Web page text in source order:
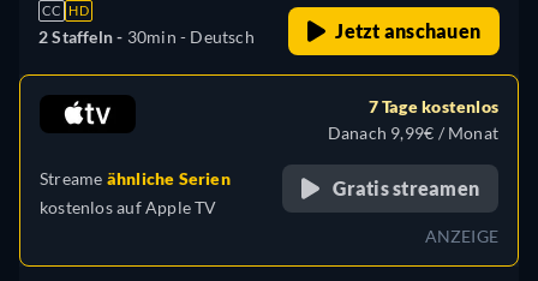
CC HD
2 Staffeln - 30min - Deutsch Jetzt anschauen
Streame ähnliche Serien
kostenlos aufApple TV
7 Tage kostenlos
Danach 9,99€ / Monat
Gratis streamen
ANZEIGE